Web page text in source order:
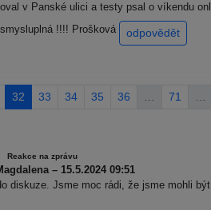
v Panské ulici a testy psal o víkendu
!!!! Prošková
odpovědět
32 33 34 35 36 71
Reakce na zprávu
– 15.5.2024 09:51
diskuze. Jsme moc rádi, že jsme mohli